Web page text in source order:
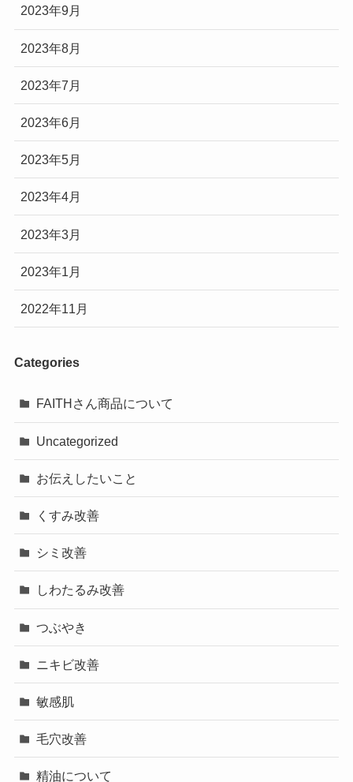
2023年9月
2023年8月
2023年7月
2023年6月
2023年5月
2023年4月
2023年3月
2023年1月
2022年11月
Categories
FAITHさん商品について
Uncategorized
お伝えしたいこと
くすみ改善
シミ改善
しわたるみ改善
つぶやき
ニキビ改善
敏感肌
毛穴改善
精油について